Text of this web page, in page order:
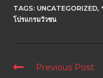
TAGS:UNCATEGORIZED,
โปรแกรมวัวชน
Previous Post